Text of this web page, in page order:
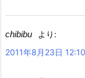
chibibu
より:
2011年8月23日